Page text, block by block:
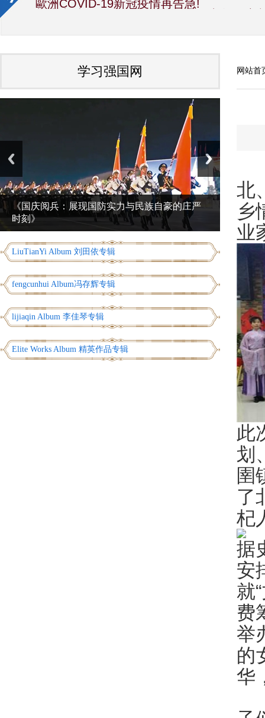
歐洲COVID-19新冠疫情再告急!
国宝素食厨神洪银龙与吴慧莲理事长大力推
因受疫情影响，彭阳月子鸡蛋滞销，给企
夏精准扶贫项目，也是彭阳特产。疫情之
中共中央政治局常务委员会召开会议 研究
习近平向全国各族人民致以美好的新春祝福
国家主席习近平发表二〇二〇年新年贺词
中国会变成一个大强国而又使人可亲（光
学习强国网
《国庆阅兵：展现国防实力与民族自豪的庄严
时刻》
LiuTianYi Album 刘田依专辑
fengcunhui Album冯存辉专辑
lijiaqin Album 李佳琴专辑
Elite Works Album 精英作品专辑
网站首
北
乡
业
此
划
圉
了
杞
据
安
就
费
举
的
华